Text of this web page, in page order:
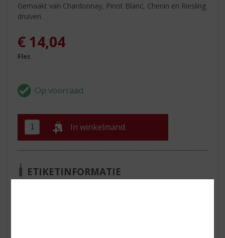
Gemaakt van Chardonnay, Pinot Blanc, Chenin en Riesling
druiven.
€ 14,04
Fles
In winkelmand
ETIKETINFORMATIE